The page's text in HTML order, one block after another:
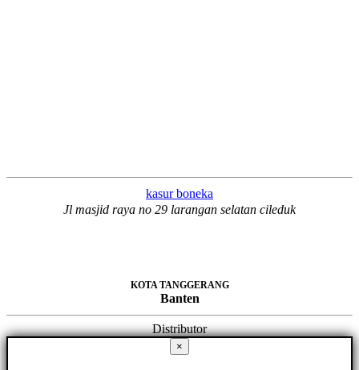
kasur boneka
Jl masjid raya no 29 larangan selatan cileduk
KOTA TANGGERANG
Banten
Distributor
×